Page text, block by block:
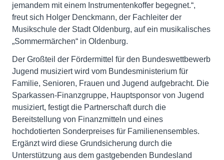
jemandem mit einem Instrumentenkoffer begegnet.“,
freut sich Holger Denckmann, der Fachleiter der
Musikschule der Stadt Oldenburg, auf ein musikalisches
„Sommermärchen“ in Oldenburg.
Der Großteil der Fördermittel für den Bundeswettbewerb
Jugend musiziert wird vom Bundesministerium für
Familie, Senioren, Frauen und Jugend aufgebracht. Die
Sparkassen-Finanzgruppe, Hauptsponsor von Jugend
musiziert, festigt die Partnerschaft durch die
Bereitstellung von Finanzmitteln und eines
hochdotierten Sonderpreises für Familienensembles.
Ergänzt wird diese Grundsicherung durch die
Unterstützung aus dem gastgebenden Bundesland